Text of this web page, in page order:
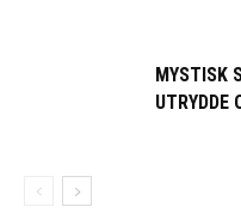
MYSTISK
UTRYDDE